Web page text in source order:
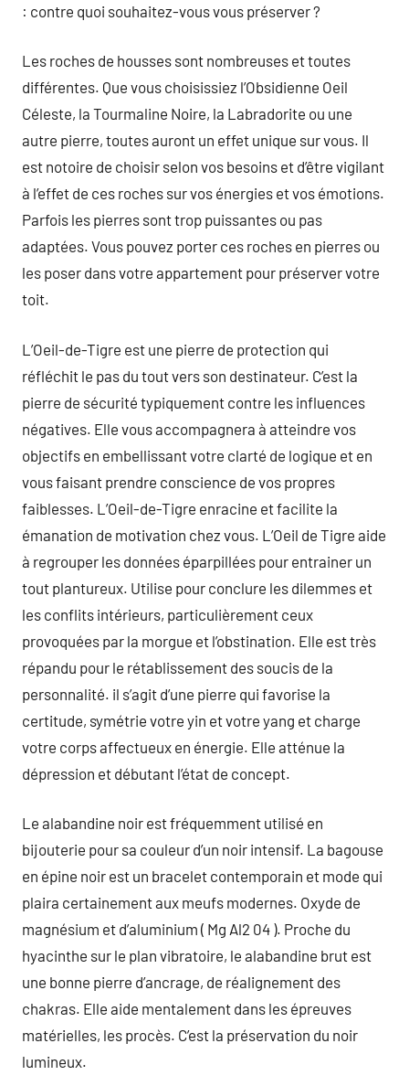
: contre quoi souhaitez-vous vous préserver ?
Les roches de housses sont nombreuses et toutes
différentes. Que vous choisissiez l’Obsidienne Oeil
Céleste, la Tourmaline Noire, la Labradorite ou une
autre pierre, toutes auront un effet unique sur vous. Il
est notoire de choisir selon vos besoins et d’être vigilant
à l’effet de ces roches sur vos énergies et vos émotions.
Parfois les pierres sont trop puissantes ou pas
adaptées. Vous pouvez porter ces roches en pierres ou
les poser dans votre appartement pour préserver votre
toit.
L’Oeil-de-Tigre est une pierre de protection qui
réfléchit le pas du tout vers son destinateur. C’est la
pierre de sécurité typiquement contre les influences
négatives. Elle vous accompagnera à atteindre vos
objectifs en embellissant votre clarté de logique et en
vous faisant prendre conscience de vos propres
faiblesses. L’Oeil-de-Tigre enracine et facilite la
émanation de motivation chez vous. L’Oeil de Tigre aide
à regrouper les données éparpillées pour entrainer un
tout plantureux. Utilise pour conclure les dilemmes et
les conflits intérieurs, particulièrement ceux
provoquées par la morgue et l’obstination. Elle est très
répandu pour le rétablissement des soucis de la
personnalité. il s’agit d’une pierre qui favorise la
certitude, symétrie votre yin et votre yang et charge
votre corps affectueux en énergie. Elle atténue la
dépression et débutant l’état de concept.
Le alabandine noir est fréquemment utilisé en
bijouterie pour sa couleur d’un noir intensif. La bagouse
en épine noir est un bracelet contemporain et mode qui
plaira certainement aux meufs modernes. Oxyde de
magnésium et d’aluminium ( Mg Al2 04 ). Proche du
hyacinthe sur le plan vibratoire, le alabandine brut est
une bonne pierre d’ancrage, de réalignement des
chakras. Elle aide mentalement dans les épreuves
matérielles, les procès. C’est la préservation du noir
lumineux.